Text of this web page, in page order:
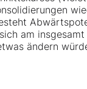
am
ändern